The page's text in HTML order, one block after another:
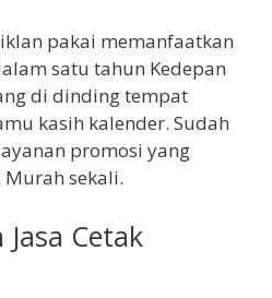
pakai memanfaatkan
satu tahun Kedepan
di dinding tempat
kasih kalender. Sudah
promosi yang
sekali.
Cetak